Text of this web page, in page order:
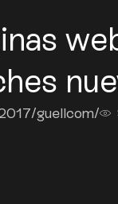
/guellcom/